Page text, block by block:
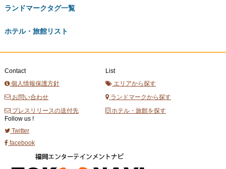
ランドマークタグ一覧
ホテル・旅館リスト
Contact
個人情報保護方針
お問い合わせ
プレスリリースの送付先
List
エリアから探す
ランドマークから探す
ホテル・旅館を探す
Follow us !
Twitter
facebook